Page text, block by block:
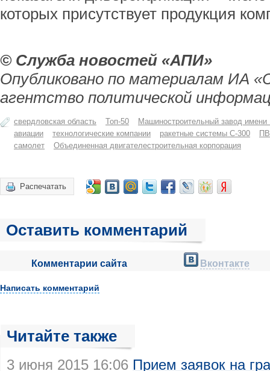
которых присутствует продукция
© Служба новостей «АПИ»
Опубликовано по материалам ИА
агентство политической
свердловская область Топ-50
Машиностроительный завод имени
авиации
технологические компании ракетные системы С-300
самолет
Объединенная двигателестроительная корпорация
Распечатать
Оставить комментарий
Комментарии сайта Вконтакте
Написать комментарий
Читайте также
3 июня 2015 16:06 Прием заявок на